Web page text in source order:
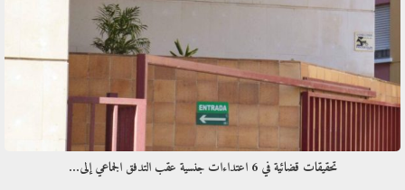
تحقيقات قضائية في 6 اعتداءات جنسية عقب التدفق الجماعي إلى…